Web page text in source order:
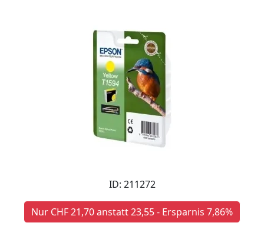
ID: 211272
Nur CHF 21,70 anstatt 23,55 - Ersparnis 7,86%